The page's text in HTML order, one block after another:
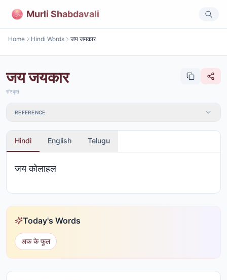
Murli Shabdavali
Home Hindi Words जय जयकार
जय जयकार
संस्कृत
REFERENCE
Hindi English Telugu
जय कोलाहल
Today's Words
अक के फूल